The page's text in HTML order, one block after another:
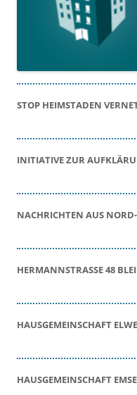
STOP HEIMSTADEN
INITIATIVE ZUR
NACHRICHTEN AUS
HERMANNSTRASSE 48
HAUSGEMEINSCHAFT
HAUSGEMEINSCHAFT